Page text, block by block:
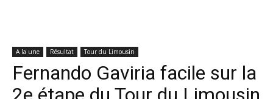
A la une Résultat Tour du Limousin
Fernando Gaviria facile sur la